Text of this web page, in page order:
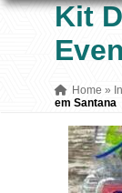
Kit
Home »
em Santana